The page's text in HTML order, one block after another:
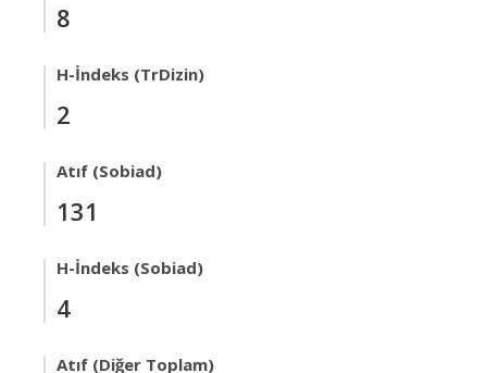
8
H-İndeks (TrDizin)
2
Atıf (Sobiad)
131
H-İndeks (Sobiad)
4
Atıf (Diğer Toplam)